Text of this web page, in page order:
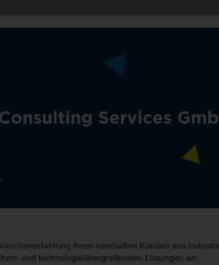
ihren namhaften Kunden aus
und technologieübergreifenden Lösungen an.